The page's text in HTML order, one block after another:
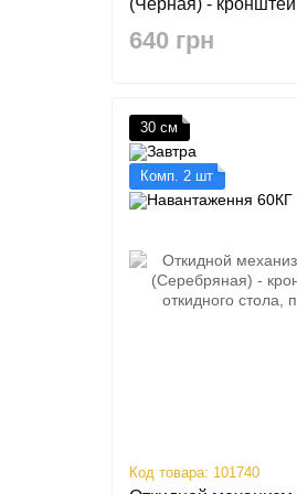
640 грн
30 см
Комп. 2 шт
Код товара: 101740